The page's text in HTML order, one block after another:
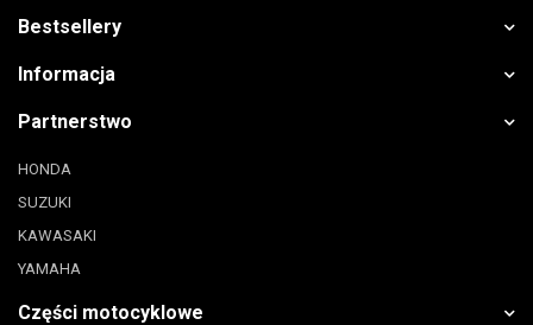
Bestsellery
Informacja
Partnerstwo
HONDA
SUZUKI
KAWASAKI
YAMAHA
Części motocyklowe